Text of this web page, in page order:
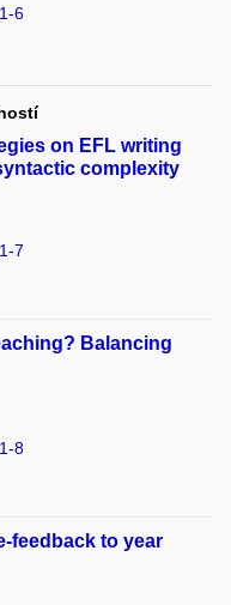
6
on EFL writing
complexity
7
Balancing
8
feedback to year